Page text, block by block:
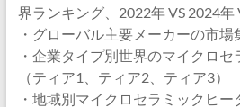
界ランキング、2022年 VS 2024年
・グローバル主要メーカーの市場
・企業タイプ別世界のマイクロ
（ティア1、ティア2、ティア3）
・地域別マイクロセラミックヒ